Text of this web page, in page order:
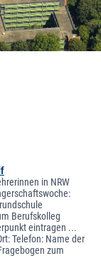
in NRW
Berufskolleg
eintragen ...
Telefon: Name der
zum